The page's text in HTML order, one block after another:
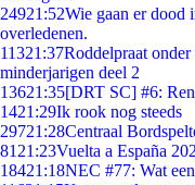
24921:52Wie gaan er dood
overledenen.
11321:37Roddelpraat
minderjarigen deel 2
13621:35[DRT SC] #6:
1421:29Ik rook nog steeds
29721:28Centraal
81 21:23Vuelta a España
18421:18NEC #77: Wat